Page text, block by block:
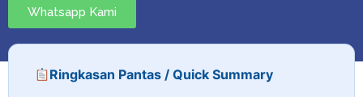
Whatsapp Kami
Ringkasan Pantas / Quick Summary